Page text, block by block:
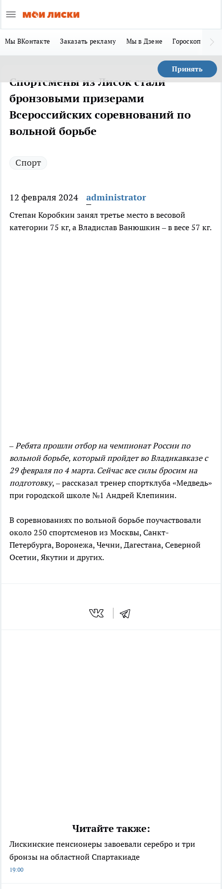
Мы ВКонтакте Заказать рекламу Мы в Дзене Гороскоп
Принять
Спортсмены из Лисок стали
бронзовыми призерами
Всероссийских соревнований по
вольной борьбе
Спорт
12 февраля 2024 administrator
Степан Коробкин занял третье место в весовой
категории 75 кг, а Владислав Ванюшкин – в весе 57 кг.
– Ребята прошли отбор на чемпионат России по
вольной борьбе, который пройдет во Владикавказе с
29 февраля по 4 марта. Сейчас все силы бросим на
подготовку, – рассказал тренер спортклуба «Медведь»
при городской школе №1 Андрей Клепинин.
В соревнованиях по вольной борьбе поучаствовали
около 250 спортсменов из Москвы, Санкт-
Петербурга, Воронежа, Чечни, Дагестана, Северной
Осетии, Якутии и других.
Читайте также:
Лискинские пенсионеры завоевали серебро и три
бронзы на областной Спартакиаде
19:00